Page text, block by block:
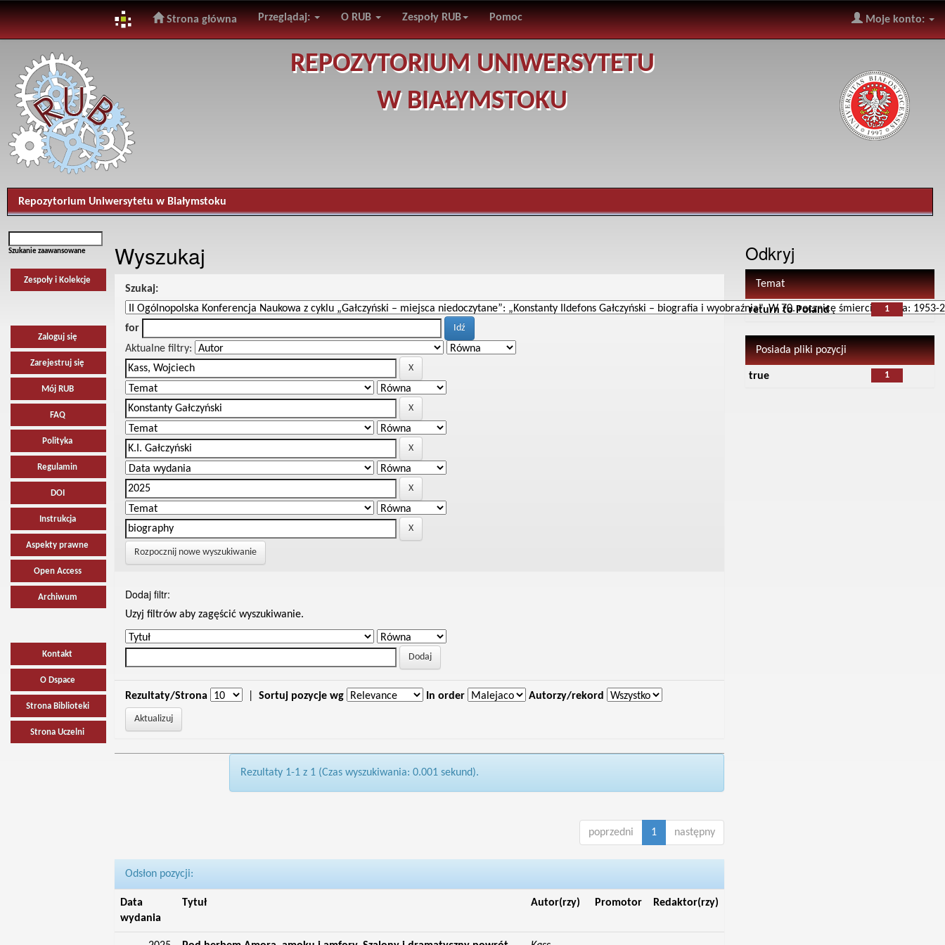
navigation
Strona główna Przeglądaj: O RUB Zespoły RUB Pomoc Moje konto:
REPOZYTORIUM UNIWERSYTETU
W BIAŁYMSTOKU
Repozytorium Uniwersytetu w Białymstoku
Szukanie zaawansowane
Zespoły i Kolekcje
Zaloguj się
Zarejestruj się
Mój RUB
FAQ
Polityka
Regulamin
DOI
Instrukcja
Aspekty prawne
Open Access
Archiwum
Kontakt
O Dspace
Strona Biblioteki
Strona Uczelni
Wyszukaj
Szukaj:
for
Aktualne filtry:
Rozpocznij nowe wyszukiwanie
Dodaj filtr:
Uzyj filtrów aby zagęścić wyszukiwanie.
Rezultaty/Strona Sortuj pozycje wg In order Autorzy/rekord
Rezultaty 1-1 z 1 (Czas wyszukiwania: 0.001 sekund).
poprzedni 1 następny
Odsłon pozycji:
Data
wydania
Tytuł Autor(rzy) Promotor Redaktor(rzy)
Odkryj
Temat
1
return to Poland
Posiada pliki pozycji
1
true